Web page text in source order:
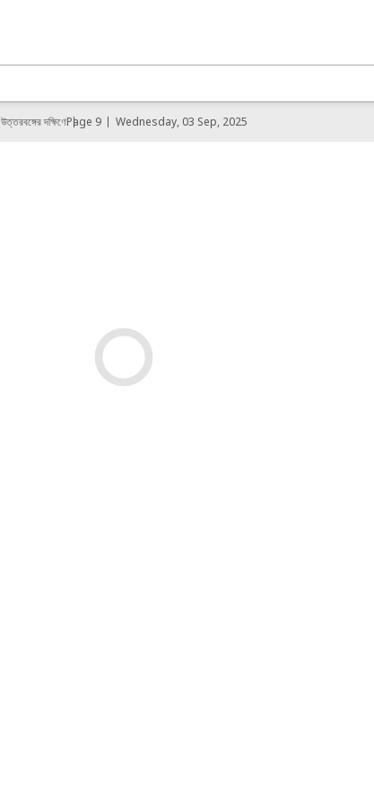
উত্তরবঙ্গের দক্ষিণেPage 9 Wednesday, 03 Sep, 2025